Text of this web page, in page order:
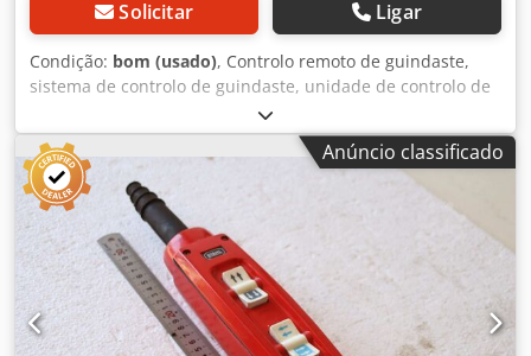
Solicitar Ligar
Condição: bom (usado), Controlo remoto de guindaste,
sistema de controlo de guindaste, unidade de controlo de
guindaste, botão de comando suspenso, interruptor de
controlo, bloco de controlo, unidade de controlo. -
Fabricante: Faell, interruptor de controlo para controlo
remoto de guindaste -Tipo: KS-24a -Dimensões: 475/90/85
mm Cedszmfdfopfx Adworf -Peso: 0,8 kg
Anúncio classificado